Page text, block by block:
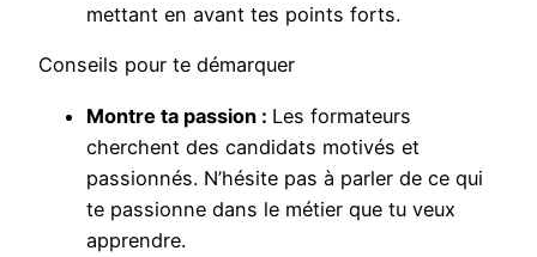
mettant en avant tes points forts.
Conseils pour te démarquer
Montre ta passion : Les formateurs
cherchent des candidats motivés et
passionnés. N’hésite pas à parler de ce qui
te passionne dans le métier que tu veux
apprendre.